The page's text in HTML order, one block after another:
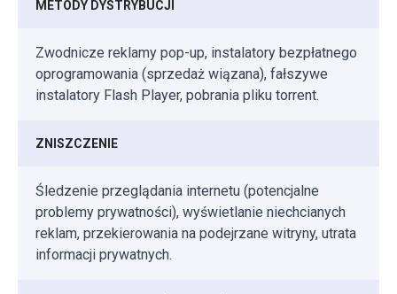
METODY DYSTRYBUCJI
Zwodnicze reklamy pop-up, instalatory bezpłatnego
oprogramowania (sprzedaż wiązana), fałszywe
instalatory Flash Player, pobrania pliku torrent.
ZNISZCZENIE
Śledzenie przeglądania internetu (potencjalne
problemy prywatności), wyświetlanie niechcianych
reklam, przekierowania na podejrzane witryny, utrata
informacji prywatnych.